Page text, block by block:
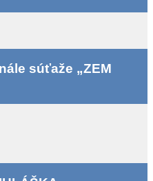
súťaže „ZEM